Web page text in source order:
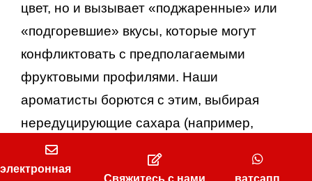
цвет, но и вызывает «поджаренные» или
«подгоревшие» вкусы, которые могут
конфликтовать с предполагаемыми
фруктовыми профилями. Наши
ароматисты борются с этим, выбирая
нередуцирующие сахара (например,
сукралозу или эритритол) и применяя
«маскирующие» ароматы,
электронная
Свяжитесь с нами
ватсапп